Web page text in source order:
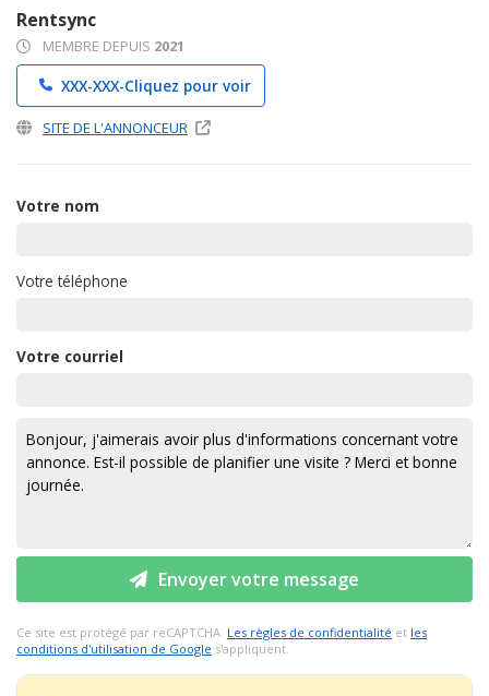
Rentsync
MEMBRE DEPUIS 2021
XXX-XXX-Cliquez pour voir
SITE DE L'ANNONCEUR
Votre nom
Votre téléphone
Votre courriel
Envoyer votre message
Ce site est protégé par reCAPTCHA. Les règles de confidentialité et les
conditions d'utilisation de Google s'appliquent.